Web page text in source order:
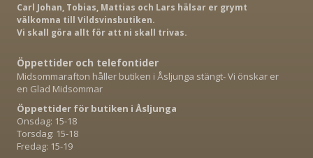
Carl Johan, Tobias, Mattias och Lars hälsar er grymt
välkomna till Vildsvinsbutiken.
Vi skall göra allt för att ni skall trivas.
Öppettider och telefontider
Midsommarafton håller butiken i Åsljunga stängt- Vi önskar er
en Glad Midsommar
Öppettider för butiken i Åsljunga
Onsdag: 15-18
Torsdag: 15-18
Fredag: 15-19